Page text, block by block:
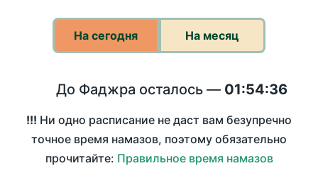
На сегодня На месяц
До Фаджра осталось — 01:54:36
!!! Ни одно расписание не даст вам безупречно
точное время намазов, поэтому обязательно
прочитайте: Правильное время намазов